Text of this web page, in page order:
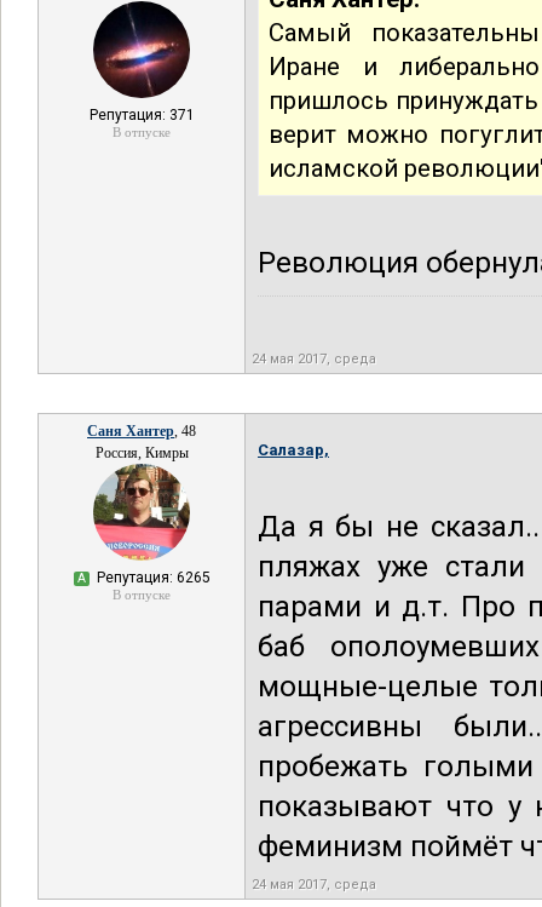
Репутация: 371
В отпуске
Самый
Иране и
пришлось
верит можно
исламской
Революция
24 мая 2017, среда
Саня Хантер, 48
Россия, Кимры
А Репутация: 6265
В отпуске
Салазар,
Да я бы не
пляжах уже стали
парами и д.т. Про
баб
мощные-целые
агрессивны
пробежать
показывают что у
феминизм поймёт
24 мая 2017, среда